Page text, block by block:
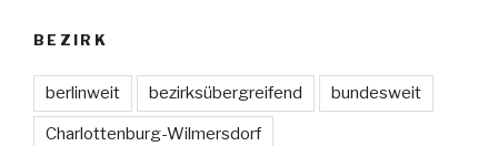
BEZIRK
berlinweit bezirksübergreifend bundesweit
Charlottenburg-Wilmersdorf